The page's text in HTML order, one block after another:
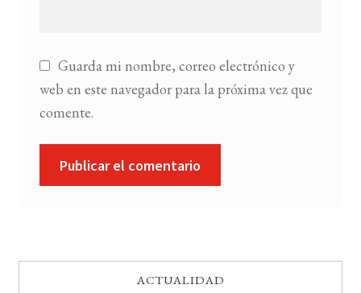
Guarda mi nombre, correo electrónico y
web en este navegador para la próxima vez que
comente.
ACTUALIDAD